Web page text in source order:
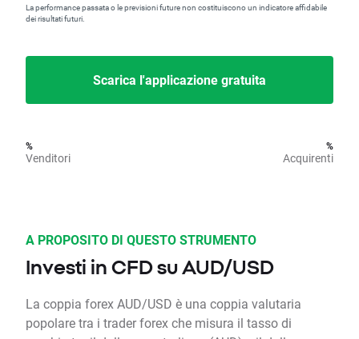
La performance passata o le previsioni future non costituiscono un indicatore affidabile
dei risultati futuri.
Scarica l'applicazione gratuita
%
Venditori
%
Acquirenti
A PROPOSITO DI QUESTO STRUMENTO
Investi in CFD su AUD/USD
La coppia forex AUD/USD è una coppia valutaria
popolare tra i trader forex che misura il tasso di